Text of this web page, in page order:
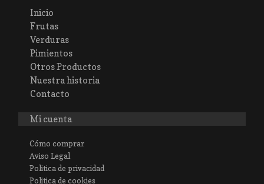
Inicio
Frutas
Verduras
Pimientos
Otros Productos
Nuestra historia
Contacto
Mi cuenta
Cómo comprar
Aviso Legal
Politica de privacidad
Politica de cookies